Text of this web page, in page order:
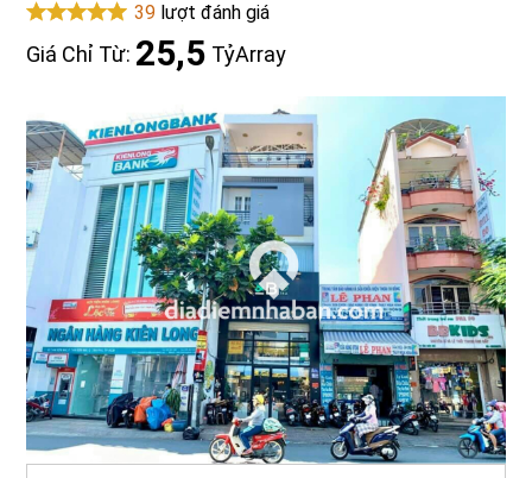
39 lượt đánh giá
Giá Chỉ Từ: 25,5 TỷArray